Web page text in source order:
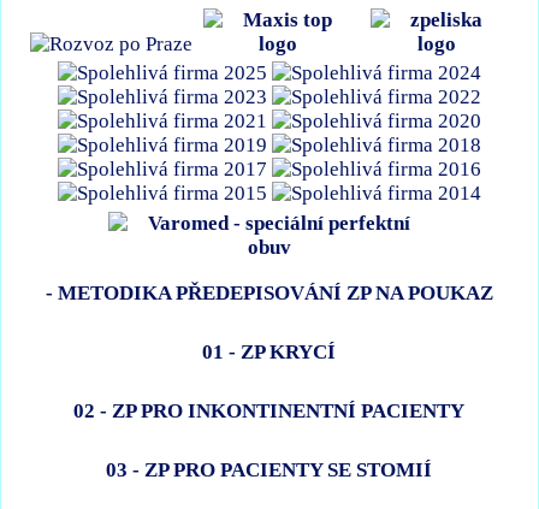
- METODIKA PŘEDEPISOVÁNÍ ZP NA POUKAZ
01 - ZP KRYCÍ
02 - ZP PRO INKONTINENTNÍ PACIENTY
03 - ZP PRO PACIENTY SE STOMIÍ